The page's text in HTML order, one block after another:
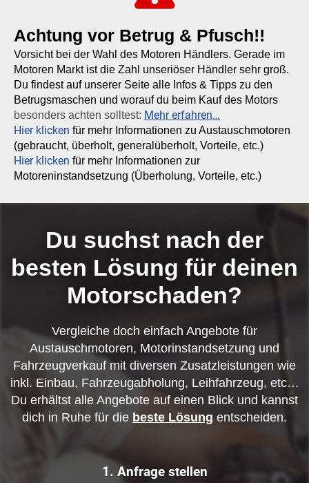
Achtung vor Betrug & Pfusch!!
Vorsicht bei der Wahl des Motoren Händlers. Gerade im
Motoren Markt ist die Zahl unseriöser Händler sehr groß.
Du findest auf unserer Seite alle Infos & Tipps zu den
Betrugsmaschen und worauf du beim Kauf des Motors
besonders achten solltest: Mehr erfahren…
Hier klicken für mehr Informationen zu Austauschmotoren
(gebraucht, überholt, generalüberholt, Vorteile, etc.)
Hier klicken für mehr Informationen zur
Motoreninstandsetzung (Überholung, Vorteile, etc.)
Du suchst nach der
besten Lösung für deinen
Motorschaden?
Vergleiche doch einfach Angebote für
Austauschmotoren, Motorinstandsetzung und
Fahrzeugverkauf mit diversen Zusatzleistungen wie
inkl. Einbau, Fahrzeugabholung, Leihfahrzeug, etc…
Du erhältst alle Angebote auf einen Blick und kannst
dich in Ruhe für die beste Lösung entscheiden.
1. Anfrage stellen